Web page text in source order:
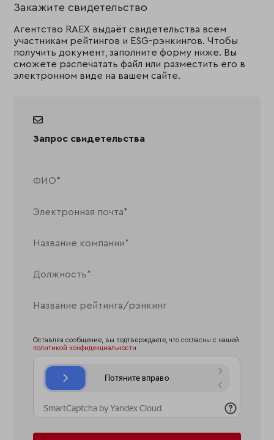
Закажите свидетельство
Агентство RAEX выдаёт свидетельства всем
участникам рейтингов и ESG-рэнкингов. Чтобы
получить документ, заполните форму ниже. Вы
сможете распечатать файл или разместить его в
электронном виде на вашем сайте.
Запрос свидетельства
Оставляя сообщение, вы подтверждаете, что согласны с нашей
политикой конфиденциальности